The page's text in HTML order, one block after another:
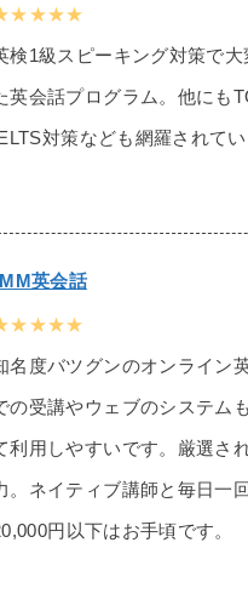
検1級スピーキング対策で大
英会話プログラム。他にも
対策なども網羅されてい
英会話
名度バツグンのオンライン
の受講やウェブのシステム
利用しやすいです。厳選さ
。ネイティブ講師と毎日一
円以下はお手頃です。